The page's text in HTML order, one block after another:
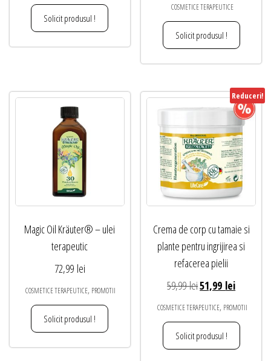
Solicit produsul !
COSMETICE TERAPEUTICE
Solicit produsul !
Magic Oil Kräuter® – ulei
terapeutic
72,99 lei
COSMETICE TERAPEUTICE, PROMOTII
Solicit produsul !
Reduceri!
Crema de corp cu tamaie si
plante pentru ingrijirea si
refacerea pielii
59,99leiPrețul
inițial
a
fost:
59,99 lei.
51,99 leiPrețul
curent
este:
COSMETICE TERAPEUTICE, PROMOTII
Solicit produsul !